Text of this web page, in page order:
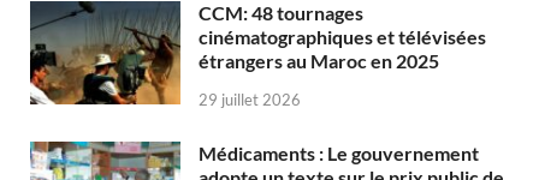
CCM: 48 tournages
cinématographiques et télévisées
étrangers au Maroc en 2025
29 juillet 2026
Médicaments : Le gouvernement